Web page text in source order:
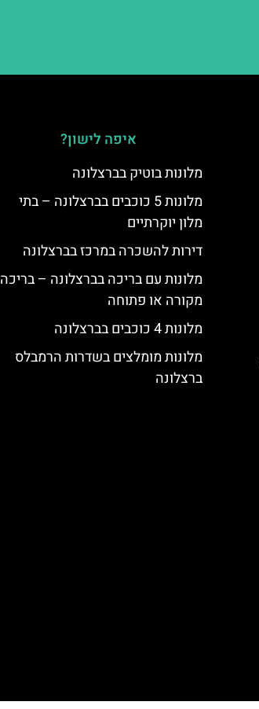
איפה לישון?
מלונות בוטיק בברצלונה
מלונות 5 כוכבים בברצלונה – בתי
מלון יוקרתיים
דירות להשכרה במרכז בברצלונה
מלונות עם בריכה בברצלונה – בריכה
מקורה או פתוחה
מלונות 4 כוכבים בברצלונה
מלונות מומלצים בשדרות הרמבלס
ברצלונה